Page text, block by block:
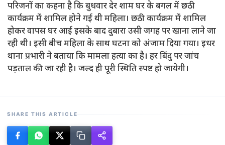
परिजनों का कहना है कि बुधवार देर शाम घर के बगल में छठी
कार्यक्रम में शामिल होने गई थी महिला। छठी कार्यक्रम में शामिल
होकर वापस घर आई इसके बाद दुबारा उसी जगह पर खाना लाने जा
रही थी। इसी बीच महिला के साथ घटना को अंजाम दिया गया। इधर
थाना प्रभारी ने बताया कि मामला हत्या का है। हर बिंदु पर जांच
पड़ताल की जा रही है। जल्द ही पूरी स्थिति स्पष्ट हो जायेगी।
SHARE THIS ARTICLE